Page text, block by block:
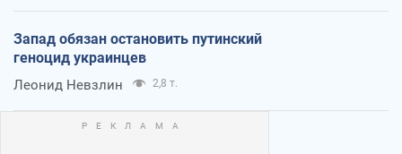
Запад обязан остановить путинский
геноцид украинцев
Леонид Невзлин 2,8 т.